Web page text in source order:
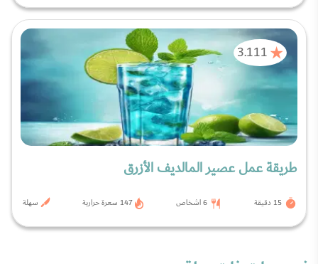
3.111
طريقة عمل عصير المالديف الأزرق
15 دقيقة 6 اشخاص 147 سعرة حرارية سهلة